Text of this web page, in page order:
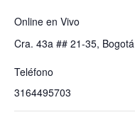
Online en Vivo
Cra. 43a ## 21-35, Bogotá
Teléfono
3164495703